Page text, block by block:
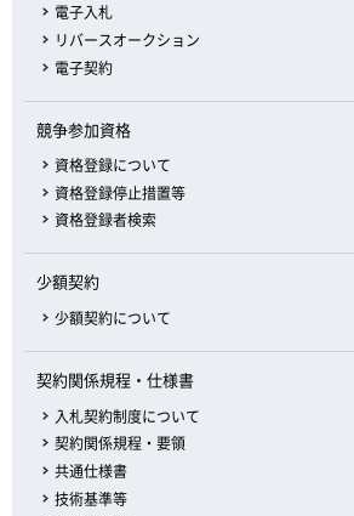
電子入札
リバースオークション
電子契約
競争参加資格
資格登録について
資格登録停止措置等
資格登録者検索
少額契約
少額契約について
契約関係規程・仕様書
入札契約制度について
契約関係規程・要領
共通仕様書
技術基準等